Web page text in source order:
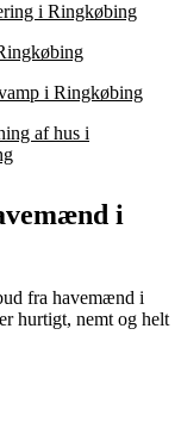
i Ringkøbing
i Ringkøbing
af hus i
i
fra havemænd i
hurtigt, nemt og helt